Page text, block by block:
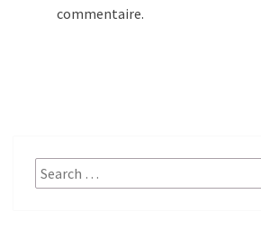
commentaire.
Search
for: